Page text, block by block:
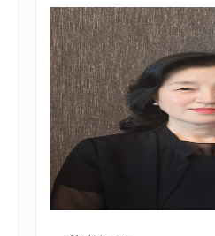
“코메니우스의 지식론 ‘판소피아
Society 설립배경의 관계”(2013년)
코메니우스』(2019년)를 연구·저
논문과 저서 및 번역서가 있다.
‘한국기독교교육정보학회
되었다. 섬기고 있는 교회는 구리 갈
교회이다.